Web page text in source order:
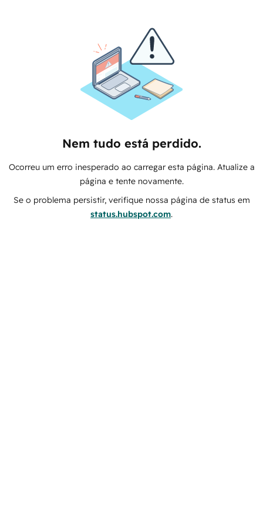
Nem tudo está perdido.
Ocorreu um erro inesperado ao carregar esta página. Atualize a
página e tente novamente.
Se o problema persistir, verifique nossa página de status em
status.hubspot.com.